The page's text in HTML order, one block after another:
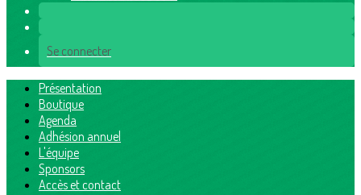
Se connecter
Présentation
Boutique
Agenda
Adhésion annuel
L'équipe
Sponsors
Accès et contact